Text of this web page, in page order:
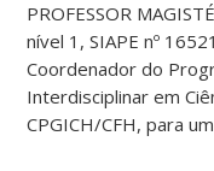
PROFESSOR
nível 1, SIAPE nº
Coordenador do
Interdisciplinar em
CPGICH/CFH, para